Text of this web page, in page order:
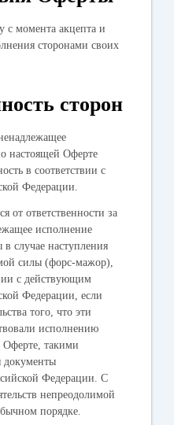
с момента акцепта и
сторонами своих
сторон
настоящей Оферте
в соответствии с
Федерации.
от ответственности за
исполнение
случае наступления
силы (форс-мажор),
с действующим
Федерации, если
того, что эти
исполнению
Оферте, такими
документы
Федерации. С
непреодолимой
порядке.